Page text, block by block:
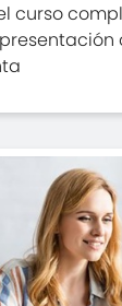
curso